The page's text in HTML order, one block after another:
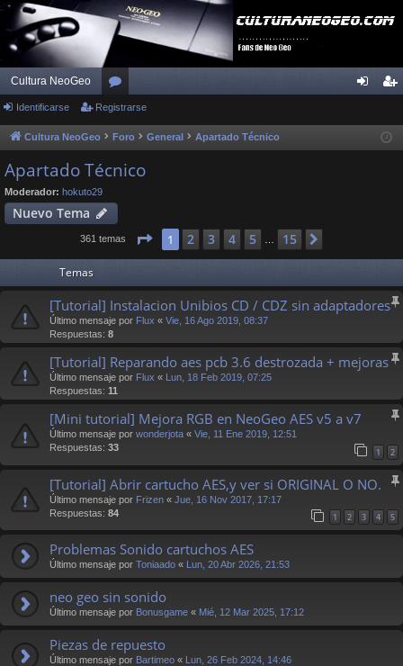
Cultura NeoGeo
or
os ist
Identificarse Registrarse
Cultura NeoGeo Foro General Apartado Técnico
Apartado Técnico
Moderador: hokuto29
Nuevo Tema
361 temas Página de 15
1 2 3 4 5 … 15
Temas
[Tutorial] Instalacion Unibios CD / CDZ sin adaptadores
Último mensaje por Flux « Vie, 16 Ago 2019, 08:37
Respuestas: 8
[Tutorial] Reparando aes pcb 3.6 destrozada + mejoras
Último mensaje por Flux « Lun, 18 Feb 2019, 07:25
Respuestas: 11
[Mini tutorial] Mejora RGB en NeoGeo AES v5 a v7
Último mensaje por wonderjota « Vie, 11 Ene 2019, 12:51
Respuestas: 33 1 2
[Tutorial] Abrir cartucho AES,y ver si ORIGINAL O NO.
Último mensaje por Frizen « Jue, 16 Nov 2017, 17:17
Respuestas: 84 1 2 3 4 5
Problemas Sonido cartuchos AES
Último mensaje por Toniaado « Lun, 20 Abr 2026, 21:53
neo geo sin sonido
Último mensaje por Bonusgame « Mié, 12 Mar 2025, 17:12
Piezas de repuesto
Último mensaje por Bartimeo « Lun, 26 Feb 2024, 14:46